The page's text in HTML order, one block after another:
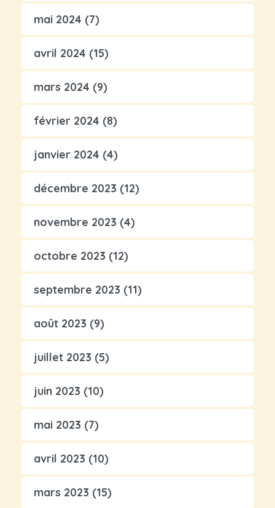
mai 2024 (7)
avril 2024 (15)
mars 2024 (9)
février 2024 (8)
janvier 2024 (4)
décembre 2023 (12)
novembre 2023 (4)
octobre 2023 (12)
septembre 2023 (11)
août 2023 (9)
juillet 2023 (5)
juin 2023 (10)
mai 2023 (7)
avril 2023 (10)
mars 2023 (15)